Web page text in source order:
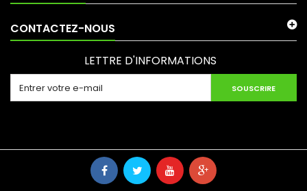
CONTACTEZ-NOUS
LETTRE D'INFORMATIONS
SOUSCRIRE